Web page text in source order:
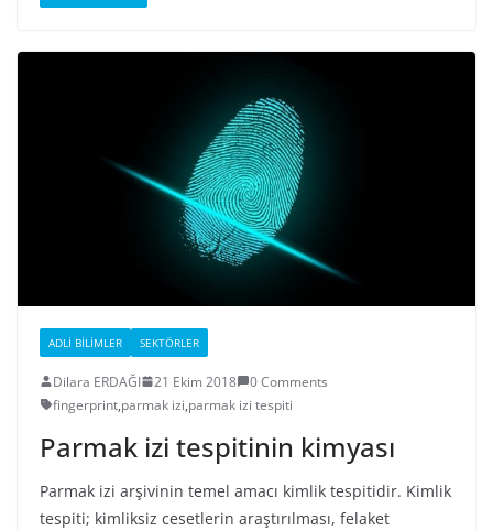
ADLI BILIMLER SEKTÖRLER
Dilara ERDAĞI 21 Ekim 2018
0 Comments
fingerprint,parmak izi,parmak izi tespiti
Parmak izi tespitinin kimyası
Parmak izi arşivinin temel amacı kimlik tespitidir. Kimlik
tespiti; kimliksiz cesetlerin araştırılması, felaket